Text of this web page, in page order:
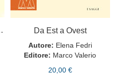
Da Est a Ovest
Autore: Elena Fedri
Editore: Marco Valerio
20,00 €